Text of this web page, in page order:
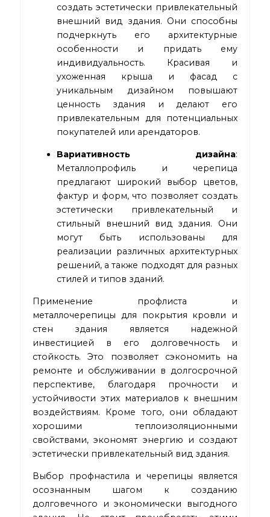
создать эстетически привлекательный
внешний вид здания. Они способны
подчеркнуть его архитектурные
особенности и придать ему
индивидуальность. Красивая и
ухоженная крыша и фасад с
уникальным дизайном повышают
ценность здания и делают его
привлекательным для потенциальных
покупателей или арендаторов.
Вариативность дизайна:
Металлопрофиль и черепица
предлагают широкий выбор цветов,
фактур и форм, что позволяет создать
эстетически привлекательный и
стильный внешний вид здания. Они
могут быть использованы для
реализации различных архитектурных
решений, а также подходят для разных
стилей и типов зданий.
Применение профлиста и
металлочерепицы для покрытия кровли и
стен здания является надежной
инвестицией в его долговечность и
стойкость. Это позволяет сэкономить на
ремонте и обслуживании в долгосрочной
перспективе, благодаря прочности и
устойчивости этих материалов к внешним
воздействиям. Кроме того, они обладают
хорошими теплоизоляционными
свойствами, экономят энергию и создают
эстетически привлекательный вид здания.
Выбор профнастила и черепицы является
осознанным шагом к созданию
долговечного и экономически выгодного